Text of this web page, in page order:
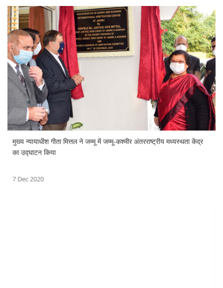
मुख्य न्यायाधीश गीता मित्तल ने जम्मू में जम्मू-कश्मीर अंतरराष्ट्रीय मध्यस्थता केंद्र
का उद्घाटन किया
7 Dec 2020